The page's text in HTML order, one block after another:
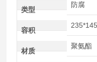
类型
防腐
容积
材质
聚氨酯